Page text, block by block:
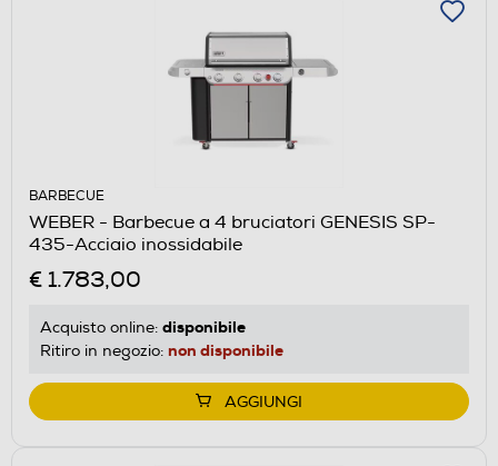
BARBECUE
WEBER - Barbecue a 4 bruciatori GENESIS SP-
435-Acciaio inossidabile
€ 1.783,00
Acquisto online: disponibile
Ritiro in negozio: non disponibile
AGGIUNGI